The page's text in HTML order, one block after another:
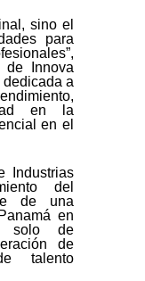
sino el
para
de Innova
a
en la
en el
Industrias
del
de una
en
solo de
de
talento